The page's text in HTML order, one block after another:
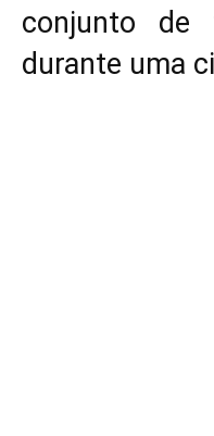
conjunto de
durante uma